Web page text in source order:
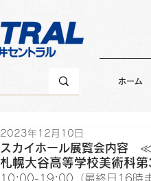
ホーム
スカイホール展覧会内容
2023年12月10日
札幌大谷高等学校美術科
10:00-19:00（最終日16時ま